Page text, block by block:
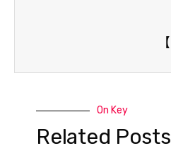
On Key
Related Posts